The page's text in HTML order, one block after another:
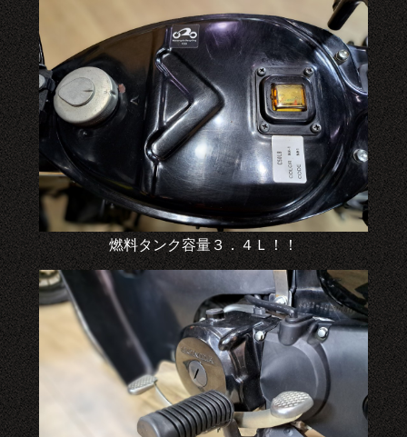
燃料タンク容量３．４Ｌ！！